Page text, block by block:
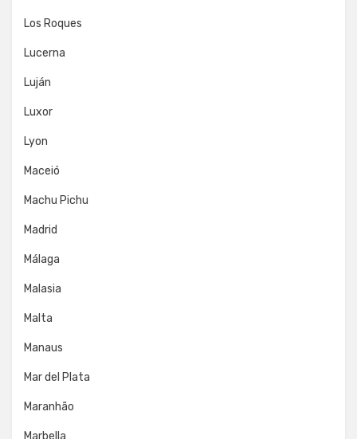
Los Roques
Lucerna
Luján
Luxor
Lyon
Maceió
Machu Pichu
Madrid
Málaga
Malasia
Malta
Manaus
Mar del Plata
Maranhão
Marbella